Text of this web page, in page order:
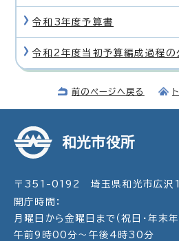
令和3年度予算書
令和2年度当初予算編成過程の
前のページへ戻る
和光市役所
〒351-0192 埼玉県和光市広沢
開庁時間：
月曜日から金曜日まで（祝日・年末年
午前9時00分～午後4時30分